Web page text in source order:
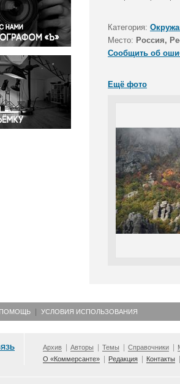
и конфликты
и бизнес
Категория:
Место: Россия,
Сообщить об
Ещё фото
ПОМОЩЬ УСЛОВИЯ ИСПОЛЬЗОВАНИЯ
Архив Авторы Темы Справочники
О «Коммерсанте»
Редакция Контакты